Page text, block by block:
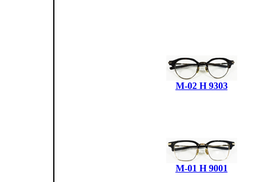
M-02 H 9303
M-01 H 9001